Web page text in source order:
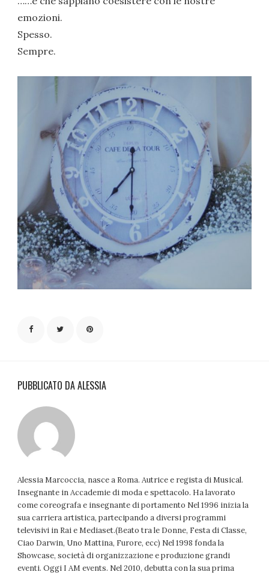
emozioni.
Spesso.
Sempre.
PUBBLICATO DA ALESSIA
Alessia Marcoccia, nasce a Roma. Autrice e regista di Musical.
Insegnante in Accademie di moda e spettacolo. Ha lavorato
come coreografa e insegnante di portamento Nel 1996 inizia la
sua carriera artistica, partecipando a diversi programmi
televisivi in Rai e Mediaset.(Beato tra le Donne, Festa di Classe,
Ciao Darwin, Uno Mattina, Furore, ecc) Nel 1998 fonda la
Showcase, società di organizzazione e produzione grandi
eventi. Oggi I AM events. Nel 2010, debutta con la sua prima